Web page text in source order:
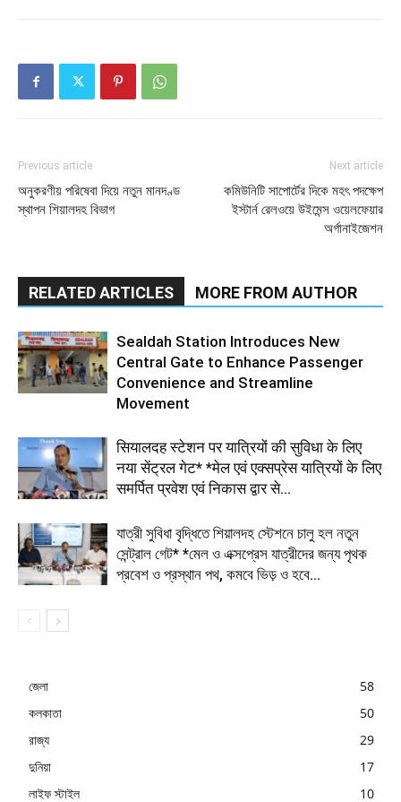
Previous article
অনুকরণীয় পরিষেবা দিয়ে নতুন মানদণ্ড
স্থাপন শিয়ালদহ বিভাগ
Next article
কমিউনিটি সাপোর্টের দিকে মহৎ পদক্ষেপ
ইস্টার্ন রেলওয়ে উইমেন্স ওয়েলফেয়ার
অর্গানাইজেশন
RELATED ARTICLES MORE FROM AUTHOR
Sealdah Station Introduces New
Central Gate to Enhance Passenger
Convenience and Streamline
Movement
सियालदह स्टेशन पर यात्रियों की सुविधा के लिए
नया सेंट्रल गेट* *मेल एवं एक्सप्रेस यात्रियों के लिए
समर्पित प्रवेश एवं निकास द्वार से...
যাত্রী সুবিধা বৃদ্ধিতে শিয়ালদহ স্টেশনে চালু হল নতুন
সেন্ট্রাল গেট* *মেল ও এক্সপ্রেস যাত্রীদের জন্য পৃথক
প্রবেশ ও প্রস্থান পথ, কমবে ভিড় ও হবে...
জেলা
58
কলকাতা
50
রাজ্য
29
দুনিয়া
17
লাইফ স্টাইল
10